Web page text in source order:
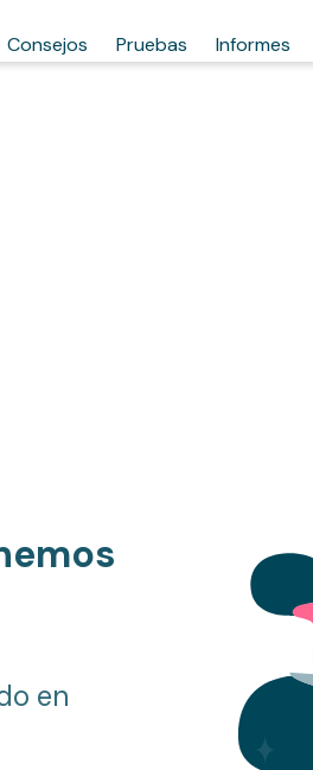
Consejos Pruebas Informes
en